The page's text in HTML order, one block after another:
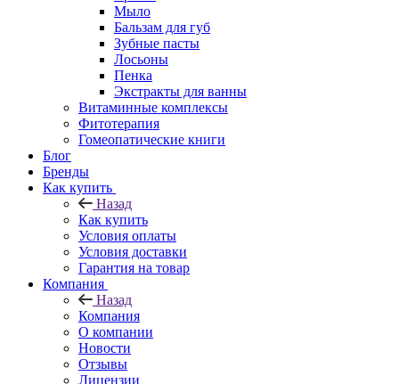
Мыло
Бальзам для губ
Зубные пасты
Лосьоны
Пенка
Экстракты для ванны
Витаминные комплексы
Фитотерапия
Гомеопатические книги
Блог
Бренды
Как купить
Назад
Как купить
Условия оплаты
Условия доставки
Гарантия на товар
Компания
Назад
Компания
О компании
Новости
Отзывы
Лицензии